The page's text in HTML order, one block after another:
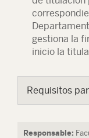
gestiona la
inicio la
Requisitos
Responsable: